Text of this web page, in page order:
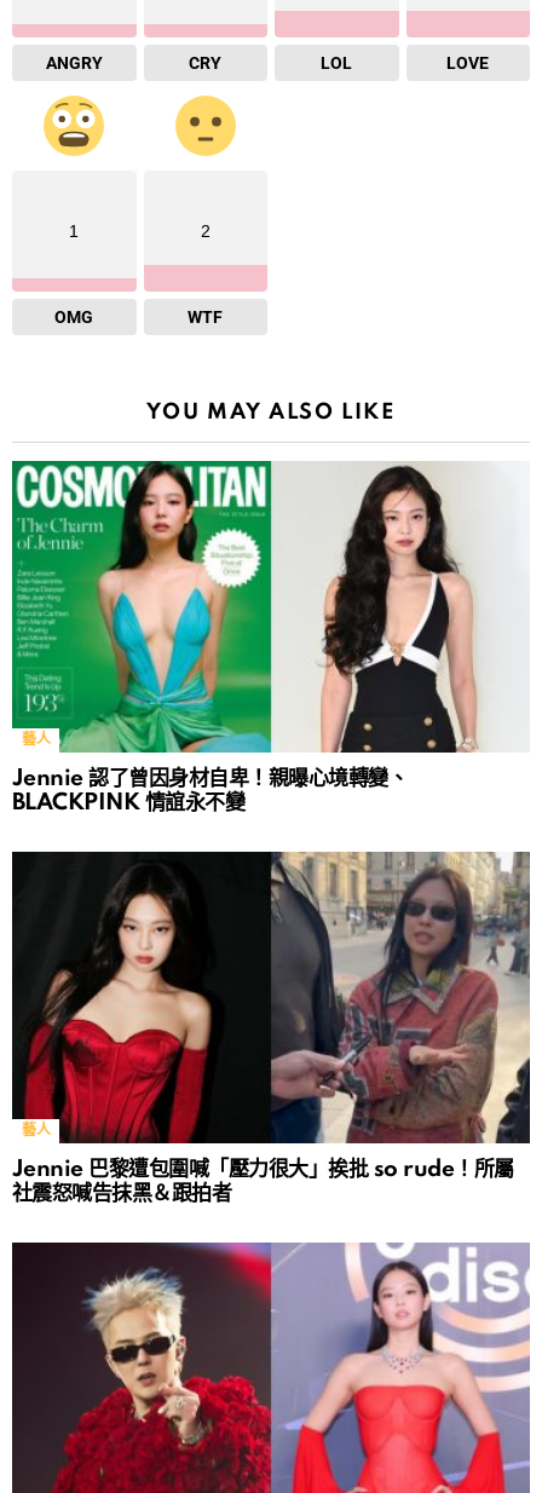
ANGRY CRY LOL LOVE
1
OMG
2
WTF
YOU MAY ALSO LIKE
藝人
Jennie 認了曾因身材自卑！親曝心境轉變、
BLACKPINK 情誼永不變
藝人
Jennie 巴黎遭包圍喊「壓力很大」挨批 so rude！所屬
社震怒喊告抹黑＆跟拍者